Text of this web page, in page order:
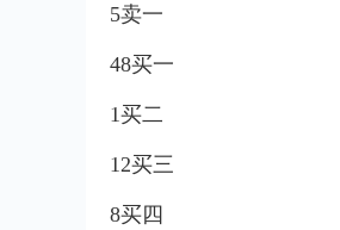
5卖一
48买一
1买二
12买三
8买四